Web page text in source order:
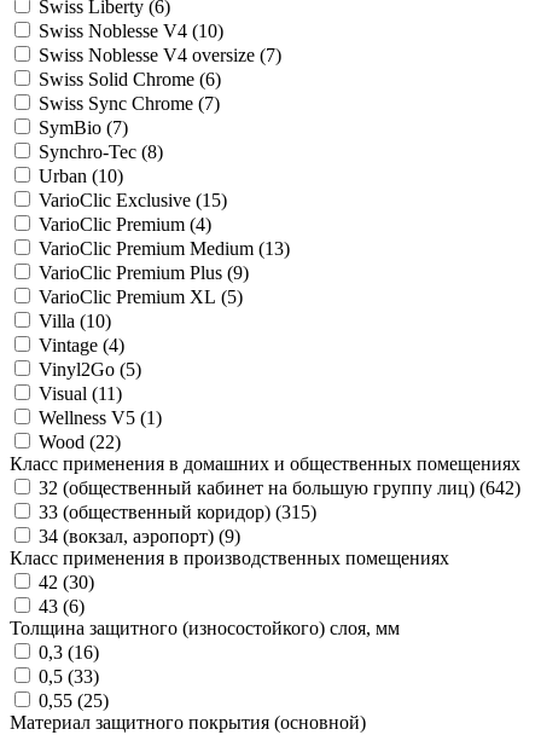
Swiss Liberty (6)
Swiss Noblesse V4 (10)
Swiss Noblesse V4 oversize (7)
Swiss Solid Chrome (6)
Swiss Sync Chrome (7)
SymBio (7)
Synchro-Tec (8)
Urban (10)
VarioClic Exclusive (15)
VarioClic Premium (4)
VarioClic Premium Medium (13)
VarioClic Premium Plus (9)
VarioClic Premium XL (5)
Villa (10)
Vintage (4)
Vinyl2Go (5)
Visual (11)
Wellness V5 (1)
Wood (22)
Класс применения в домашних и общественных помещениях
32 (общественный кабинет на большую группу лиц) (642)
33 (общественный коридор) (315)
34 (вокзал, аэропорт) (9)
Класс применения в производственных помещениях
42 (30)
43 (6)
Толщина защитного (износостойкого) слоя, мм
0,3 (16)
0,5 (33)
0,55 (25)
Материал защитного покрытия (основной)